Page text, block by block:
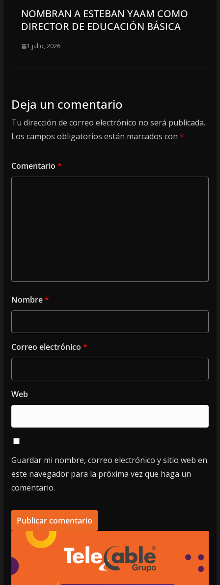
NOMBRAN A ESTEBAN YAAM COMO
DIRECTOR DE EDUCACIÓN BÁSICA
1 julio, 2026
Deja un comentario
Tu dirección de correo electrónico no será publicada.
Los campos obligatorios están marcados con *
Comentario *
Nombre*
Correo electrónico *
Web
Guardar mi nombre, correo electrónico y sitio web en
este navegador para la próxima vez que haga un
comentario.